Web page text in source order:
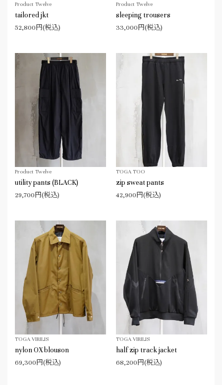
Product Twelve
tailored jkt
52,800円(税込)
Product Twelve
sleeping trousers
33,000円(税込)
Product Twelve
utility pants (BLACK)
29,700円(税込)
TOGA TOO
zip sweat pants
42,900円(税込)
TOGA VIRILIS
nylon OX blouson
69,300円(税込)
TOGA VIRILIS
half zip track jacket
68,200円(税込)